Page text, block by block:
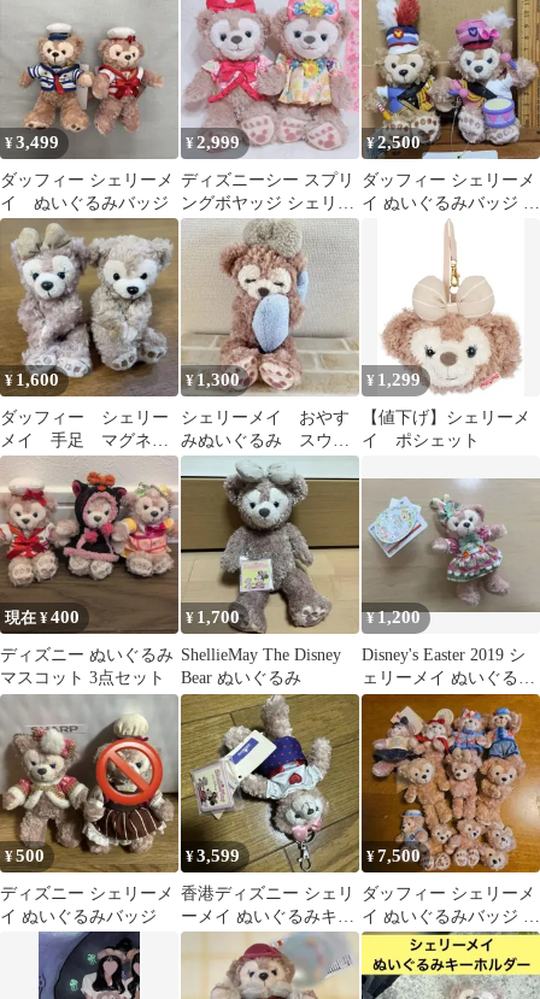
安値
¥3,499
ダッフィー シェリーメ
イ ぬいぐるみバッジ
¥2,999
ディズニーシー スプリ
ングボヤッジ シェリー
メイ SSサイズ ぬいぐ
るみ
¥2,500
ダッフィー シェリーメ
イ ぬいぐるみバッジ セ
¥ 1,600
ダッフィー シェリー
メイ 手足 マグネッ
ト ぬいぐるみ 2個セ
ット♡
¥1,300
シェリーメイ おやす
みぬいぐるみ スウィ
ートドリームス ねそ
べり ディズニー
¥ 1,299
【値下げ】シェリーメ
イ ポシェット
現在 ¥400
ディズニー ぬいぐるみ
マスコット 3点セット
¥ 1,700
ShellieMay The Disney
Bear ぬいぐるみ
¥1,200
Disney's Easter 2019 シ
ェリーメイ ぬいぐるみ
キーホルダー
¥500
ディズニー シェリーメ
イ ぬいぐるみバッジ
¥3,599
香港ディズニー シェリ
ーメイ ぬいぐるみキー
チェーン
¥7,500
ダッフィー シェリーメ
イ ぬいぐるみバッジ ま
とめ売り